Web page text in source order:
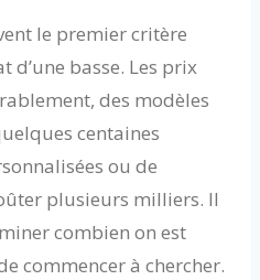
le premier critère
d’une basse. Les prix
des modèles
centaines
ou de
plusieurs milliers. Il
combien on est
commencer à chercher.